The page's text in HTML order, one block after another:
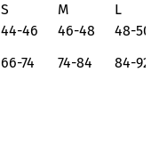
S M
L
44-46 46-48
48-50
66-74 74-84 84-92